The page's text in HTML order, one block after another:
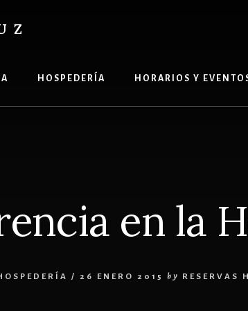
HOSPEDERÍA HORARIOS Y
en la
/ 26 ENERO 2015 by RESERVAS